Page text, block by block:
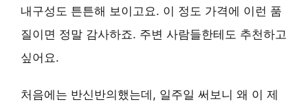
내구성도 튼튼해 보이고요. 이 정도 가격에 이런 품
질이면 정말 감사하죠. 주변 사람들한테도 추천하고
싶어요.
처음에는 반신반의했는데, 일주일 써보니 왜 이 제